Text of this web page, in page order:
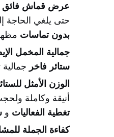
عرض قماش فائق
حتى يلغي الحاجة
بدون تماسات
جمالية المخمل
ستائر فاخر
الوزن الأمثل للستائر: ٢٥٠
أنيقة وكاملة
تغطية الفعاليات و
كفاءة الجملة